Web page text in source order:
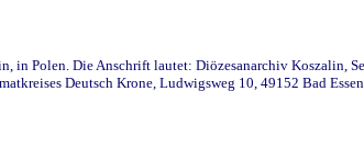
Polen. Die Anschrift lautet: Diözesanarchiv Koszalin,
Deutsch Krone, Ludwigsweg 10, 49152 Bad